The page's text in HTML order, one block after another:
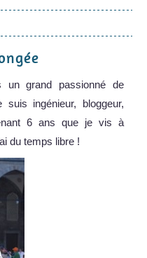
un grand passionné de
suis ingénieur, bloggeur,
6 ans que je vis à
du temps libre !